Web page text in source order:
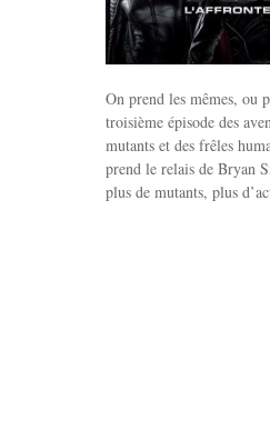
On prend les mêmes, ou
troisième épisode des
mutants et des frêles
prend le relais de Bryan
plus de mutants, plus